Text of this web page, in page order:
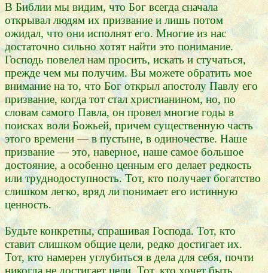
В Библии мы видим, что Бог всегда сначала
открывал людям их призвание и лишь потом
ожидал, что они исполнят его. Многие из нас
достаточно сильно хотят найти это понимание.
Господь повелел нам просить, искать и стучаться,
прежде чем мы получим. Вы можете обратить мое
внимание на то, что Бог открыл апостолу Павлу его
призвание, когда тот стал христианином, но, по
словам самого Павла, он провел многие годы в
поисках воли Божьей, причем существенную часть
этого времени — в пустыне, в одиночестве. Наше
призвание — это, наверное, наше самое большое
достояние, а особенно ценным его делает редкость
или труднодоступность. Тот, кто получает богатство
слишком легко, вряд ли понимает его истинную
ценность.
Будьте конкретны, спрашивая Господа. Тот, кто
ставит слишком общие цели, редко достигает их.
Тот, кто намерен углубиться в дела для себя, почти